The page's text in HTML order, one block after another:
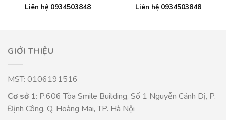
Liên hệ 0934503848
Liên hệ 0934503848
GIỚI THIỆU
MST: 0106191516
Cơ sở 1: P.606 Tòa Smile Building, Số 1 Nguyễn Cảnh Dị, P.
Định Công, Q. Hoàng Mai, TP. Hà Nội